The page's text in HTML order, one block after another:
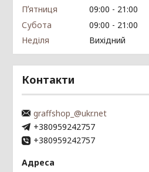
Пʼятниця
09:00
21:00
Субота
09:00
21:00
Неділя
Вихідний
Контакти
graffshop_@ukr.net
+380959242757
+380959242757